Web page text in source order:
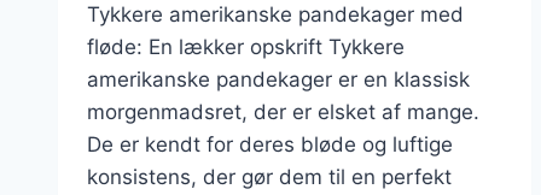
Tykkere amerikanske pandekager med
fløde: En lækker opskrift Tykkere
amerikanske pandekager er en klassisk
morgenmadsret, der er elsket af mange.
De er kendt for deres bløde og luftige
konsistens, der gør dem til en perfekt